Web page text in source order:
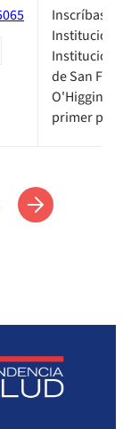
Inscríbase
de San
O'Higgins,
primer
Siguiente